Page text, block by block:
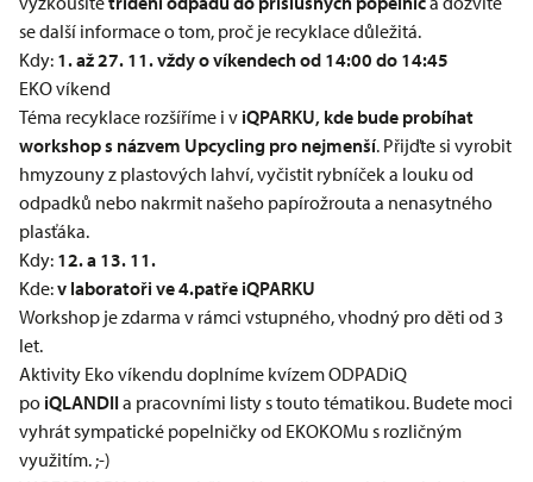
se další informace o tom, proč je recyklace důležitá.
Kdy: 1. až 27. 11. vždy o víkendech od 14:00 do 14:45
EKO víkend
Téma recyklace rozšíříme i v iQPARKU, kde bude probíhat
workshop s názvem Upcycling pro nejmenší. Přijďte si vyrobit
hmyzouny z plastových lahví, vyčistit rybníček a louku od
odpadků nebo nakrmit našeho papírožrouta a nenasytného
plasťáka.
Kdy: 12. a 13. 11.
Kde:v laboratoři ve 4.patře iQPARKU
Workshop je zdarma v rámci vstupného, vhodný pro děti od 3
let.
Aktivity Eko víkendu doplníme kvízem ODPADiQ
po iQLANDIIa pracovními listy s touto tématikou. Budete moci
vyhrát sympatické popelničky od EKOKOMu s rozličným
využitím. ;-)